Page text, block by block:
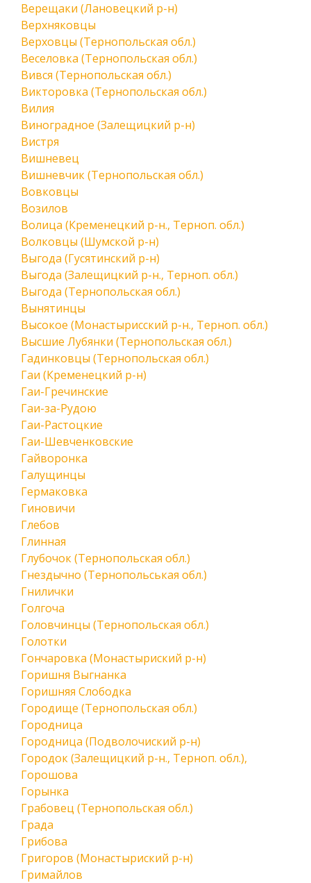
Верещаки (Лановецкий р-н)
Верхняковцы
Верховцы (Тернопольская обл.)
Веселовка (Тернопольская обл.)
Вився (Тернопольская обл.)
Викторовка (Тернопольская обл.)
Вилия
Виноградное (Залещицкий р-н)
Вистря
Вишневец
Вишневчик (Тернопольская обл.)
Вовковцы
Возилов
Волица (Кременецкий р-н., Терноп. обл.)
Волковцы (Шумской р-н)
Выгода (Гусятинский р-н)
Выгода (Залещицкий р-н., Терноп. обл.)
Выгода (Тернопольская обл.)
Вынятинцы
Высокое (Монастырисский р-н., Терноп. обл.)
Высшие Лубянки (Тернопольская обл.)
Гадинковцы (Тернопольская обл.)
Гаи (Кременецкий р-н)
Гаи-Гречинские
Гаи-за-Рудою
Гаи-Растоцкие
Гаи-Шевченковские
Гайворонка
Галущинцы
Гермаковка
Гиновичи
Глебов
Глинная
Глубочок (Тернопольская обл.)
Гнездычно (Тернопольськая обл.)
Гнилички
Голгоча
Головчинцы (Тернопольская обл.)
Голотки
Гончаровка (Монастыриский р-н)
Горишня Выгнанка
Горишняя Слободка
Городище (Тернопольская обл.)
Городница
Городница (Подволочиский р-н)
Городок (Залещицкий р-н., Терноп. обл.),
Горошова
Горынка
Грабовец (Тернопольская обл.)
Града
Грибова
Григоров (Монастыриский р-н)
Гримайлов